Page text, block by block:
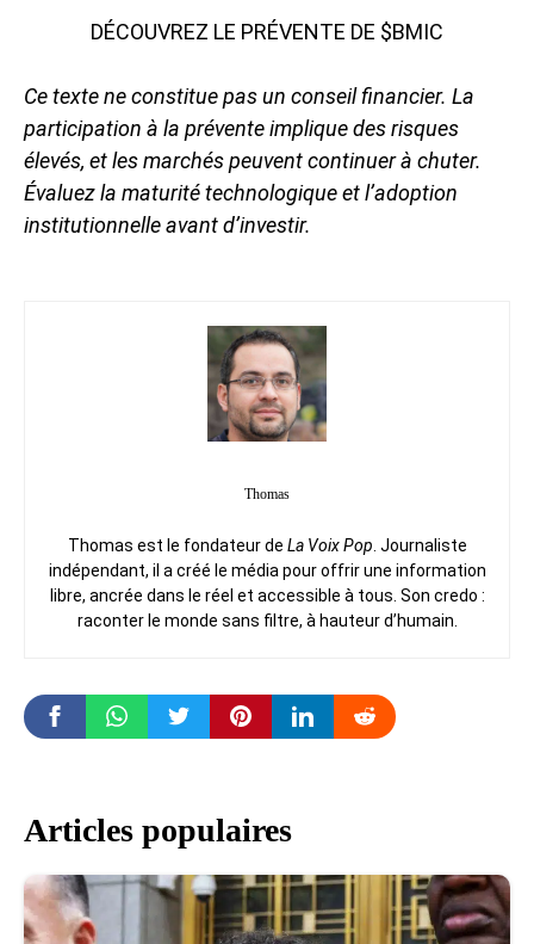
DÉCOUVREZ LE PRÉVENTE DE $BMIC
Ce texte ne constitue pas un conseil financier. La
participation à la prévente implique des risques
élevés, et les marchés peuvent continuer à chuter.
Évaluez la maturité technologique et l’adoption
institutionnelle avant d’investir.
Thomas
Thomas est le fondateur de La Voix Pop . Journaliste
indépendant, il a créé le média pour offrir une information
libre, ancrée dans le réel et accessible à tous. Son credo :
raconter le monde sans filtre, à hauteur d’humain.
Articles populaires